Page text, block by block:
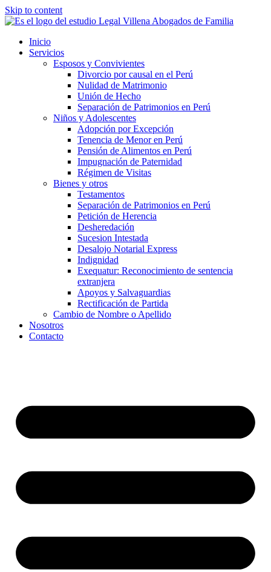
Skip to content
Inicio
Servicios
Esposos y Convivientes
Divorcio por causal en el Perú
Nulidad de Matrimonio
Unión de Hecho
Separación de Patrimonios en Perú
Niños y Adolescentes
Adopción por Excepción
Tenencia de Menor en Perú
Pensión de Alimentos en Perú
Impugnación de Paternidad
Régimen de Visitas
Bienes y otros
Testamentos
Separación de Patrimonios en Perú
Petición de Herencia
Desheredación
Sucesion Intestada
Desalojo Notarial Express
Indignidad
Exequatur: Reconocimiento de sentencia
extranjera
Apoyos y Salvaguardias
Rectificación de Partida
Cambio de Nombre o Apellido
Nosotros
Contacto